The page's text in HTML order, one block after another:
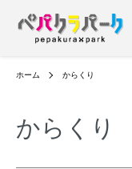
ホーム からくり
からくり